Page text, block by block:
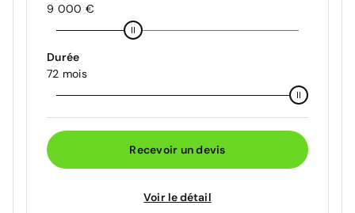
9 000 €
Durée
72 mois
Recevoir un devis
Voir le détail